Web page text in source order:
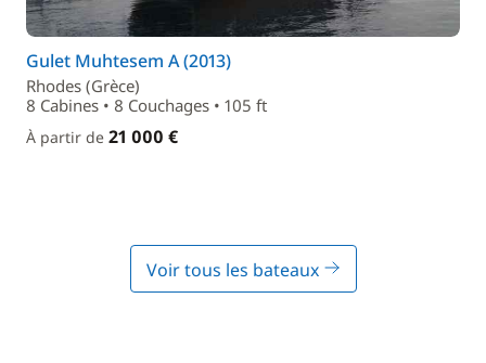
Gulet Muhtesem A (2013)
Rhodes (Grèce)
8 Cabines • 8 Couchages • 105 ft
À partir de 21 000 €
Voir tous les bateaux